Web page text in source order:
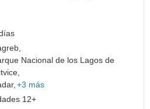
Nacional de los Lagos de
+3 más
12+